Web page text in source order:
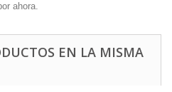
ahora.
EN LA MISMA